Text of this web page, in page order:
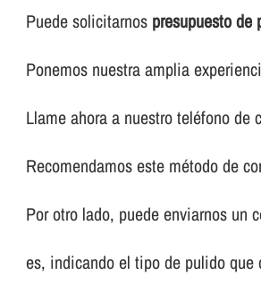
Puede solicitarnos presupuesto de
Ponemos nuestra amplia
Llame ahora a nuestro teléfono
Recomendamos este método de
Por otro lado, puede enviarnos un
es, indicando el tipo de pulido que